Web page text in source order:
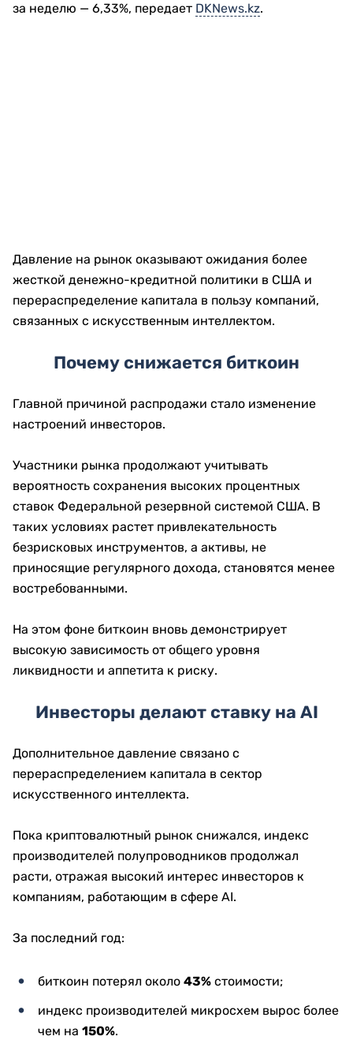
за неделю — 6,33%, передает DKNews.kz.
Давление на рынок оказывают ожидания более
жесткой денежно-кредитной политики в США и
перераспределение капитала в пользу компаний,
связанных с искусственным интеллектом.
Почему снижается биткоин
Главной причиной распродажи стало изменение
настроений инвесторов.
Участники рынка продолжают учитывать
вероятность сохранения высоких процентных
ставок Федеральной резервной системой США. В
таких условиях растет привлекательность
безрисковых инструментов, а активы, не
приносящие регулярного дохода, становятся менее
востребованными.
На этом фоне биткоин вновь демонстрирует
высокую зависимость от общего уровня
ликвидности и аппетита к риску.
Инвесторы делают ставку на AI
Дополнительное давление связано с
перераспределением капитала в сектор
искусственного интеллекта.
Пока криптовалютный рынок снижался, индекс
производителей полупроводников продолжал
расти, отражая высокий интерес инвесторов к
компаниям, работающим в сфере AI.
За последний год:
биткоин потерял около 43% стоимости;
индекс производителей микросхем вырос более
чем на 150%.